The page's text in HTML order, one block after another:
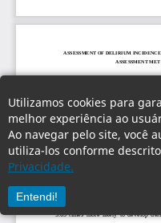
Utilizamos cookies para
melhor experiência ao
Ao navegar pelo site, você
utiliza-los conforme
Privacidade.
Entendi!